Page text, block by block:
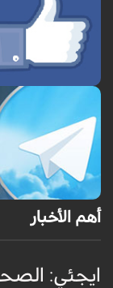
أهم الأخبار
ايجئي: